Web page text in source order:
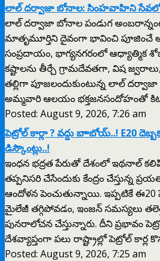
లాల్ దర్వాజా బోనాల: సింహవాహిని సేవలో
లాల్ దర్వాజా బోనాల పండుగ
మాతృమూర్తిని దైవంగా భావించి పూజించే
సంప్రదాయం, భాగ్యనగరంలో ఆధ్యాత్మిక
కష్టాలను తీర్చే గ్రామదేవతగా, విష జ్వరాలు,
తల్లిగా పూజలందుకుంటున్న లాల్
అమ్మవారి ఆలయం భక్తజనసందోహంతో
Posted: August 9, 2026, 7:26 am
పెట్రోల్ కార్లా ? వద్దు బాాబోయ్..! E20
డిస్కౌంట్లు..!
ఇంధన భద్రత పేరుతో దేశంలో ఇథనాల్
తప్పనిసరి చేసేందుకు కేంద్రం చేస్తున్న
ఆందోళన పెంచుతున్నాయి. ఇప్పటికే
మైలేజీ తగ్గిపోవడం, ఇంజన్ సమస్యలు
పునరాలోచన చేస్తున్నారు. దీని ప్రభావం
దేశవ్యాప్తంగా పలు రాష్ట్రాల్లో పెట్రోల్ కార్ల
Posted: August 9, 2026, 7:25 am